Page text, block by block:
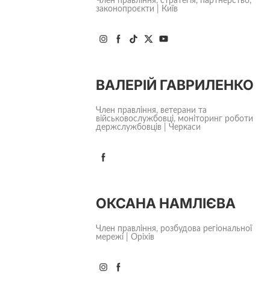
законопроєкти | Київ
ВАЛЕРІЙ ГАВРИЛЕНКО
Член правління, ветерани та
військовослужбовці, моніторинг роботи
держслужбовців | Черкаси
ОКСАНА НАМЛІЄВА
Член правління, розбудова регіональної
мережі | Оріхів